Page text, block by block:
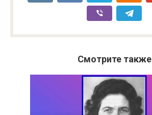
Смотрите также